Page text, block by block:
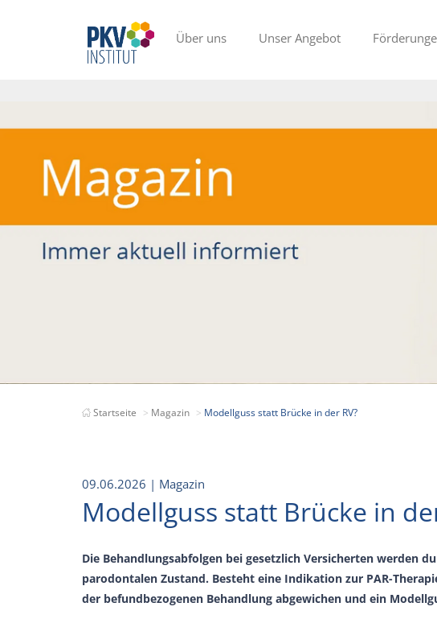
Über uns Unser Angebot
Startseite Magazin Modellguss statt Brücke in der RV?
09.06.2026 | Magazin
Modellguss statt Brücke in
Die Behandlungsabfolgen bei gesetzlich Versicherten werden
parodontalen Zustand. Besteht eine Indikation zur PAR-
der befundbezogenen Behandlung abgewichen und ein